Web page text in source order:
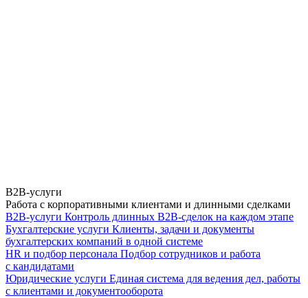
B2B-услуги
Работа с корпоративными клиентами и длинными сделками
B2B-услуги Контроль длинных B2B-сделок на каждом этапе
Бухгалтерские услуги Клиенты, задачи и документы
бухгалтерских компаний в одной системе
HR и подбор персонала Подбор сотрудников и работа
с кандидатами
Юридические услуги Единая система для ведения дел, работы
с клиентами и документооборота